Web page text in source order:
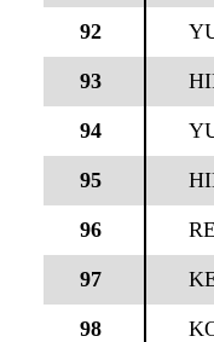
92
93
94
95
96
97
98